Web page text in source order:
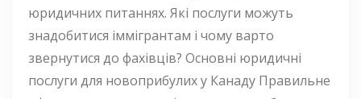
юридичних питаннях. Які послуги можуть
знадобитися іммігрантам і чому варто
звернутися до фахівців? Основні юридичні
послуги для новоприбулих у Канаду Правильне